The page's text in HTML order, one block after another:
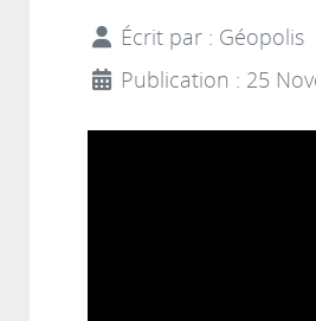
Écrit par : Géopolis
Publication : 25